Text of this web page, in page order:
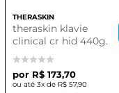
THERASKIN
theraskin klavie
clinical cr hid 440g.
R$ 173,70
3x de R$ 57,90